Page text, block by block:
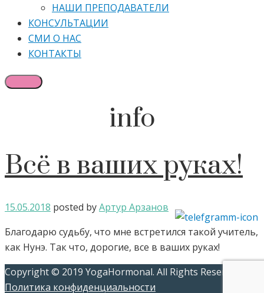
НАШИ ПРЕПОДАВАТЕЛИ
КОНСУЛЬТАЦИИ
СМИ О НАС
КОНТАКТЫ
info
Всё в ваших руках!
15.05.2018 posted byАртур Арзанов
Благодарю судьбу, что мне встретился такой учитель,
как Нунэ. Так что, дорогие, все в ваших руках!
Copyright © 2019 YogaHormonal. All Rights Reserved.
Политика конфиденциальности